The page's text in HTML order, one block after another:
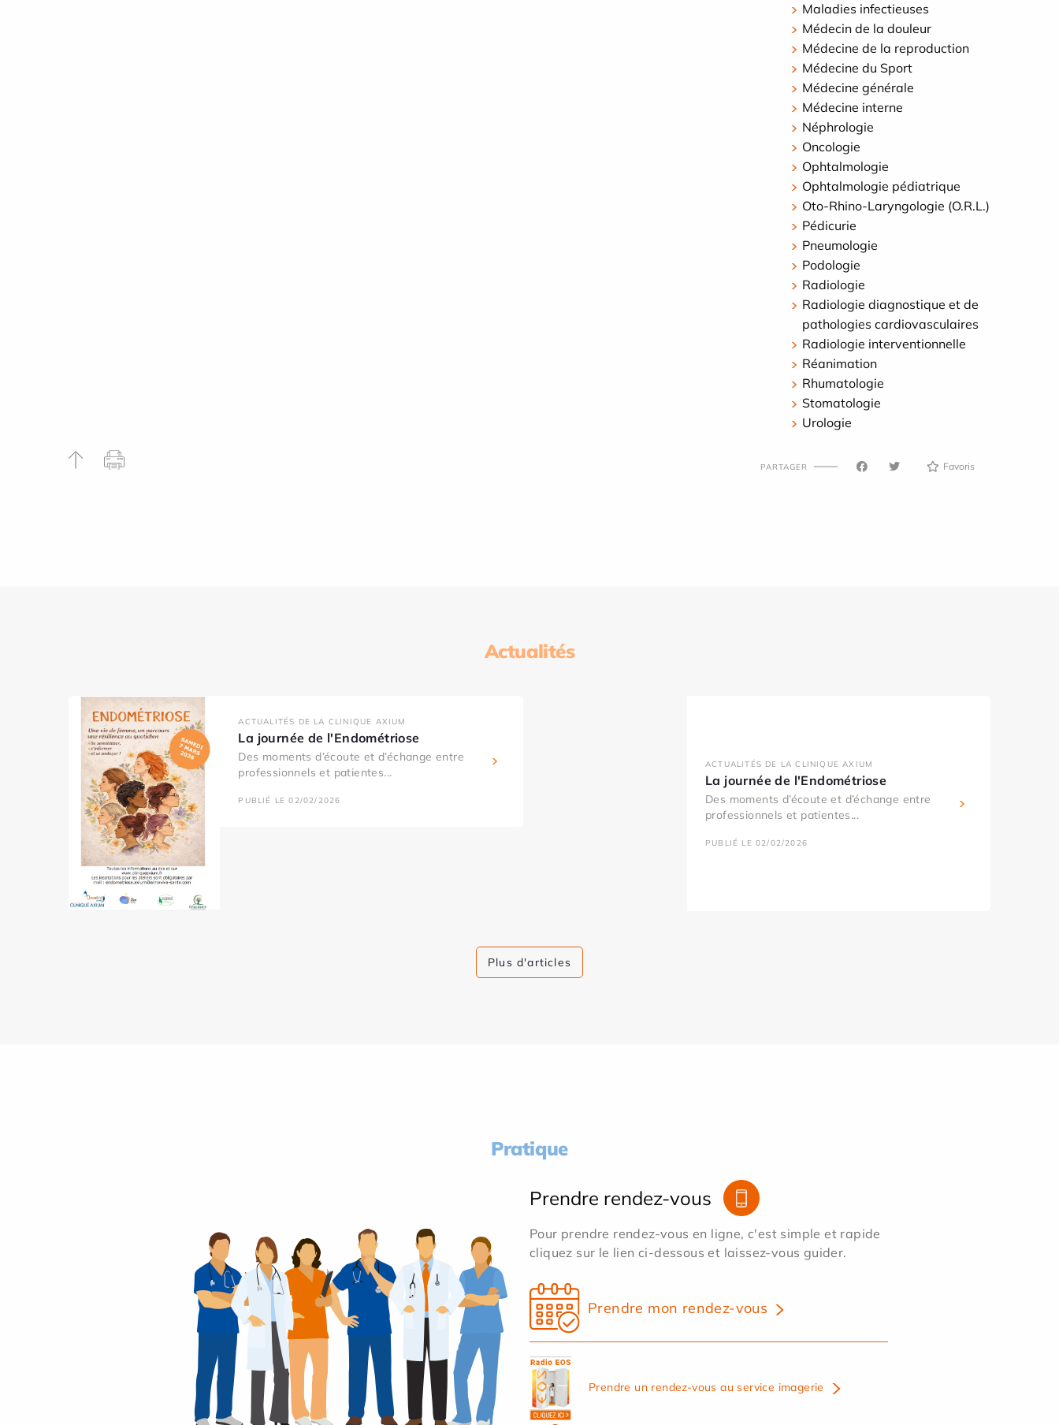
Maladies infectieuses
Médecin de la douleur
Médecine de la reproduction
Médecine du Sport
Médecine générale
Médecine interne
Néphrologie
Oncologie
Ophtalmologie
Ophtalmologie pédiatrique
Oto-Rhino-Laryngologie (O.R.L.)
Pédicurie
Pneumologie
Podologie
Radiologie
Radiologie diagnostique et de
pathologies cardiovasculaires
Radiologie interventionnelle
Réanimation
Rhumatologie
Stomatologie
Urologie
PARTAGER Favoris
Actualités
ACTUALITÉS DE LA CLINIQUE AXIUM
La journée de l'Endométriose
Des moments d’écoute et d’échange entre
professionnels et patientes...
PUBLIÉ LE 02/02/2026
ACTUALITÉS DE LA CLINIQUE AXIUM
La journée de l'Endométriose
Des moments d’écoute et d’échange entre
professionnels et patientes...
PUBLIÉ LE 02/02/2026
Plus d'articles
Pratique
Prendre rendez-vous
Pour prendre rendez-vous en ligne, c'est simple et rapide
cliquez sur le lien ci-dessous et laissez-vous guider.
Prendre mon rendez-vous
Prendre un rendez-vous au service imagerie